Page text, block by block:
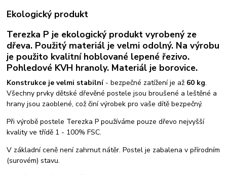
Ekologický produkt
Terezka P je ekologický produkt vyrobený ze
dřeva. Použitý materiál je velmi odolný. Na výrobu
je použito kvalitní hoblované lepené řezivo.
Pohledové KVH hranoly. Materiál je borovice.
Konstrukce je velmi stabilní - bezpečné zatížení je až 60 kg.
Všechny prvky dětské dřevěné postele jsou broušené a leštěné a
hrany jsou zaoblené, což činí výrobek pro vaše dítě bezpečný.
Při výrobě postele Terezka P používáme pouze dřevo nejvyšší
kvality ve třídě 1 - 100% FSC.
V základní ceně není zahrnut nátěr. Postel je zabalena v přírodním
(surovém) stavu.